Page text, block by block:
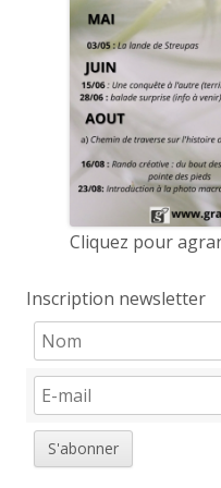
Cliquez pour
Inscription newsletter
S'abonner